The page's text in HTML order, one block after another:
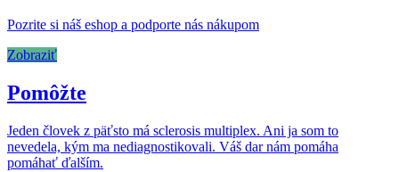
Pozrite si náš eshop a podporte nás nákupom
Zobraziť
Pomôžte
Jeden človek z päťsto má sclerosis multiplex. Ani ja som to
nevedela, kým ma nediagnostikovali. Váš dar nám pomáha
pomáhať ďalším.